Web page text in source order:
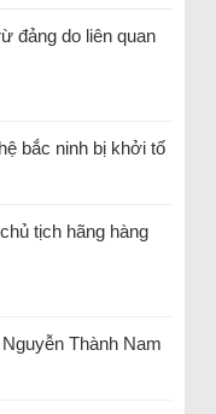
đảng do liên quan
bắc ninh bị khởi tố
tịch hãng hàng
Thành Nam